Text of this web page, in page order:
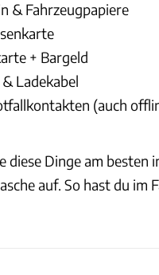
& Fahrzeugpapiere
+ Bargeld
Ladekabel
(auch
diese Dinge am besten
auf. So hast du im